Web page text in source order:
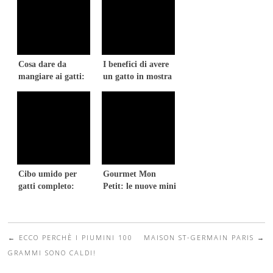
Cosa dare da
mangiare ai gatti:
I benefici di avere
un gatto in mostra
Cibo umido per
gatti completo:
Gourmet Mon
Petit: le nuove mini
Post navigation
←
ECCO PERCHÈ I PIUMINI 100
GRAMMI SONO CALDI!
MAISON ST-GERMAIN PARIS →